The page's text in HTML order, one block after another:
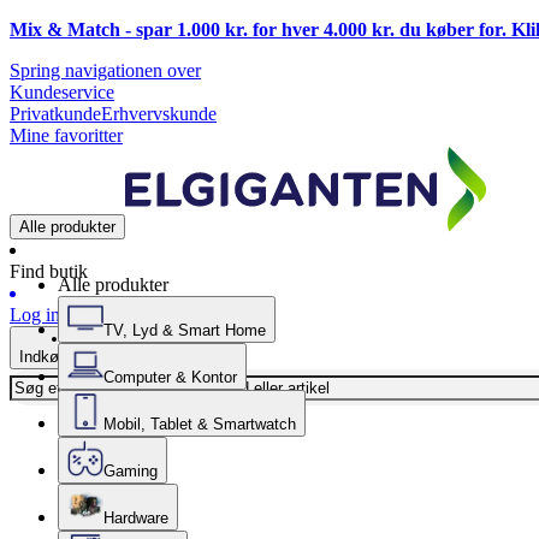
Mix & Match - spar 1.000 kr. for hver 4.000 kr. du køber for.
Spring navigationen over
Kundeservice
PrivatkundeErhvervskunde
Mine favoritter
Alle produkter
Find butik
Log ind
Indkøbskurv
Alle produkter
TV, Lyd & Smart Home
Computer & Kontor
Mobil, Tablet & Smartwatch
Gaming
Hardware